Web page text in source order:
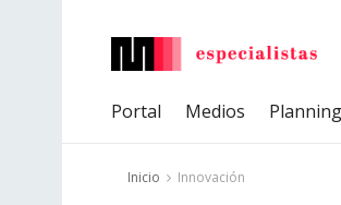
Portal Medios Planning
Inicio Innovación